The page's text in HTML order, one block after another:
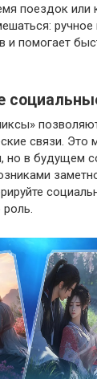
поездок или
ручное
и помогает
связи. Это
но в будущем
роль.